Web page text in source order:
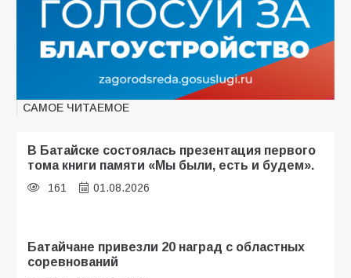
САМОЕ ЧИТАЕМОЕ
В Батайске состоялась презентация первого
тома книги памяти «Мы были, есть и будем».
161 01.08.2026
Батайчане привезли 20 наград с областных
соревнований